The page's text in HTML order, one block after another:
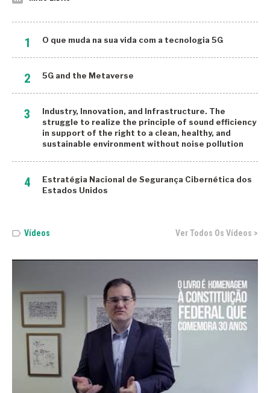
Huawei
ICMS
Internacional
Internet
Lançamento Ebook Kindle
Lançamento Livro
Lançamento Monitor Ambiental AntiRRuídos
Legislação
Manifesto
Meio Ambiente
Meio Ambiente Urbano
Vídeos Ver Todos Os Vídeos >
O que muda na sua vida com a tecnologia 5G
5G and the Metaverse
Industry, Innovation, and Infrastructure. The
struggle to realize the principle of sound efficiency
in support of the right to a clean, healthy, and
sustainable environment without noise pollution
Estratégia Nacional de Segurança Cibernética dos
Estados Unidos